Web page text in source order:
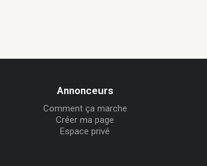
Annonceurs
Comment ça marche
Créer ma page
Espace privé